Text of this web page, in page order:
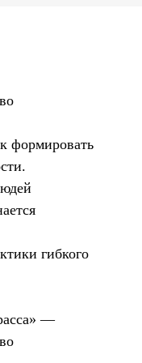
формировать
гибкого
—